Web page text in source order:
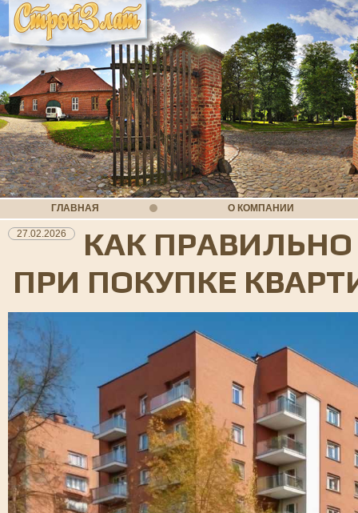
ГЛАВНАЯ О КОМПАНИИ
27.02.2026
КАК
ПРИ ПОКУПКЕ